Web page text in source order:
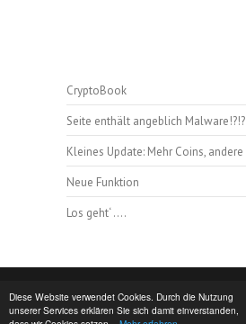
Diese Website verwendet Cookies. Durch die Nutzung
unserer Services erklären Sie sich damit einverstanden,
CryptoBook
Seite enthält angeblich
Kleines Update: Mehr Coins,
Neue Funktion
Los geht‘ ….
Copyright © 2026blockchain-
Theme by:Theme Horse|